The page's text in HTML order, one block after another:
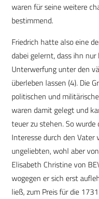
waren für seine weitere
bestimmend.
Friedrich hatte also eine
dabei gelernt, dass ihn
Unterwerfung unter den
überleben lassen (4). Die
politischen und
waren damit gelegt und
teuer zu stehen. So
Interesse durch den
ungeliebten, wohl aber
Elisabeth Christine von
wogegen er sich erst
ließ, zum Preis für die